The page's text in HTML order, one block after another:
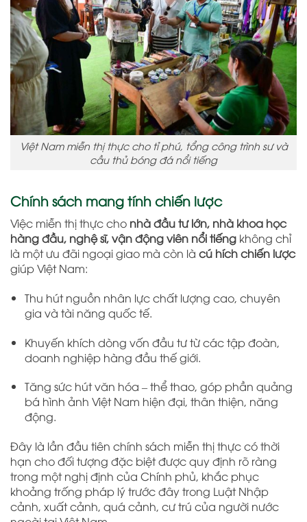
Việt Nam miễn thị thực cho tỉ phú, tổng công trình sư và
cầu thủ bóng đá nổi tiếng
Chính sách mang tính chiến lược
Việc miễn thị thực cho nhà đầu tư lớn, nhà khoa học
hàng đầu, nghệ sĩ, vận động viên nổi tiếng không chỉ
là một ưu đãi ngoại giao mà còn là cú hích chiến lược
giúp Việt Nam:
Thu hút nguồn nhân lực chất lượng cao, chuyên
gia và tài năng quốc tế.
Khuyến khích dòng vốn đầu tư từ các tập đoàn,
doanh nghiệp hàng đầu thế giới.
Tăng sức hút văn hóa – thể thao, góp phần quảng
bá hình ảnh Việt Nam hiện đại, thân thiện, năng
động.
Đây là lần đầu tiên chính sách miễn thị thực có thời
hạn cho đối tượng đặc biệt được quy định rõ ràng
trong một nghị định của Chính phủ, khắc phục
khoảng trống pháp lý trước đây trong Luật Nhập
cảnh, xuất cảnh, quá cảnh, cư trú của người nước